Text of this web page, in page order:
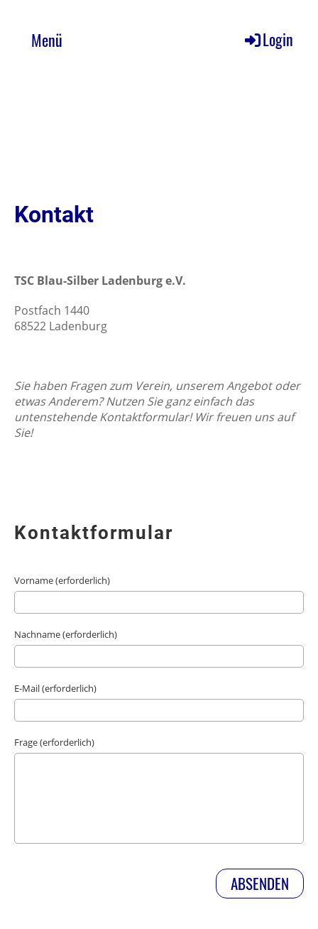
Menü Login
Kontakt
TSC Blau-Silber Ladenburg e.V.
Postfach 1440
68522 Ladenburg
Sie haben Fragen zum Verein, unserem Angebot oder
etwas Anderem? Nutzen Sie ganz einfach das
untenstehende Kontaktformular! Wir freuen uns auf
Sie!
Kontaktformular
Vorname (erforderlich)
Nachname (erforderlich)
E-Mail (erforderlich)
Frage (erforderlich)